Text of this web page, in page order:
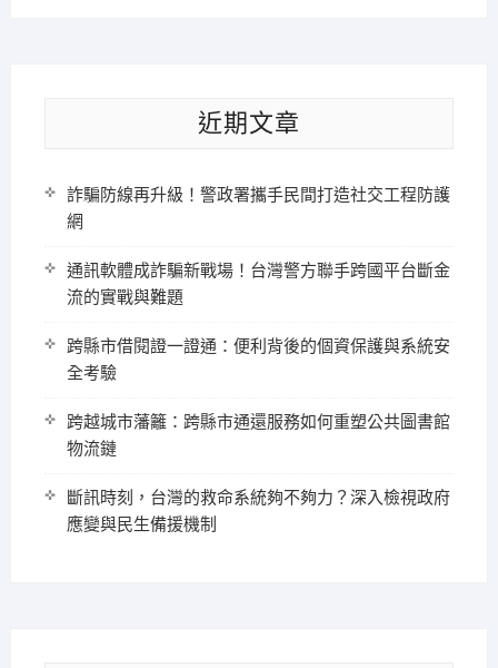
近期文章
詐騙防線再升級！警政署攜手民間打造社交工程防護
網
通訊軟體成詐騙新戰場！台灣警方聯手跨國平台斷金
流的實戰與難題
跨縣市借閱證一證通：便利背後的個資保護與系統安
全考驗
跨越城市藩籬：跨縣市通還服務如何重塑公共圖書館
物流鏈
斷訊時刻，台灣的救命系統夠不夠力？深入檢視政府
應變與民生備援機制